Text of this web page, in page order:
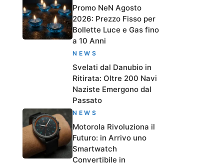
Promo NeN Agosto
2026: Prezzo Fisso per
Bollette Luce e Gas fino
a 10 Anni
NEWS
Svelati dal Danubio in
Ritirata: Oltre 200 Navi
Naziste Emergono dal
Passato
NEWS
Motorola Rivoluziona il
Futuro: in Arrivo uno
Smartwatch
Convertibile in